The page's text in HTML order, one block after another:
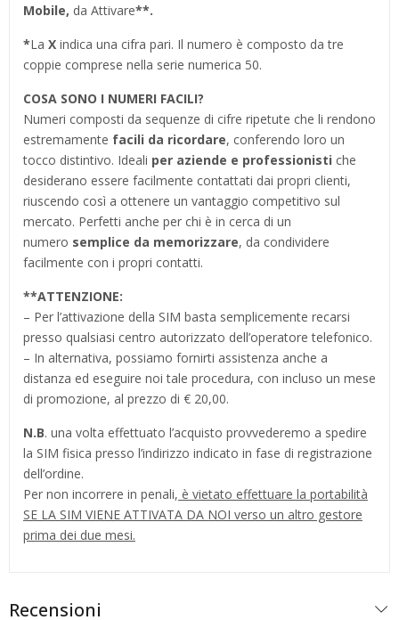
Mobile, da Attivare**.
*La X indica una cifra pari. Il numero è composto da tre
coppie comprese nella serie numerica 50.
COSA SONO I NUMERI FACILI?
Numeri composti da sequenze di cifre ripetute che li rendono
estremamente facili da ricordare, conferendo loro un
tocco distintivo. Ideali per aziende e professionisti che
desiderano essere facilmente contattati dai propri clienti,
riuscendo così a ottenere un vantaggio competitivo sul
mercato. Perfetti anche per chi è in cerca di un
numero semplice da memorizzare, da condividere
facilmente con i propri contatti.
**ATTENZIONE:
– Per l’attivazione della SIM basta semplicemente recarsi
presso qualsiasi centro autorizzato dell’operatore telefonico.
– In alternativa, possiamo fornirti assistenza anche a
distanza ed eseguire noi tale procedura, con incluso un mese
di promozione, al prezzo di € 20,00.
N.B. una volta effettuato l’acquisto provvederemo a spedire
la SIM fisica presso l’indirizzo indicato in fase di registrazione
dell’ordine.
Per non incorrere in penali, è vietato effettuare la portabilità
SE LA SIM VIENE ATTIVATA DA NOI verso un altro gestore
prima dei due mesi.
Recensioni